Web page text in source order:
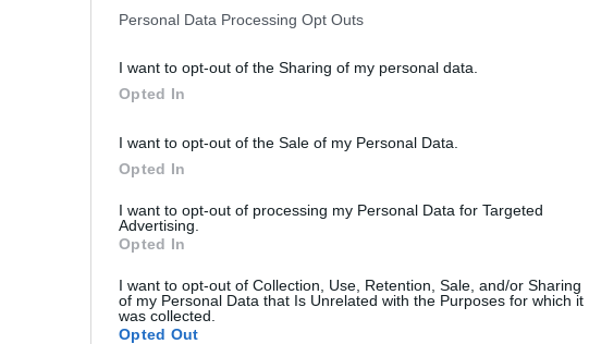
Personal Data Processing Opt Outs
I want to opt-out of the Sharing of my personal data.
Opted In
I want to opt-out of the Sale of my Personal Data.
Opted In
I want to opt-out of processing my Personal Data for Targeted
Advertising.
Opted In
I want to opt-out of Collection, Use, Retention, Sale, and/or Sharing
of my Personal Data that Is Unrelated with the Purposes for which it
was collected.
Opted Out